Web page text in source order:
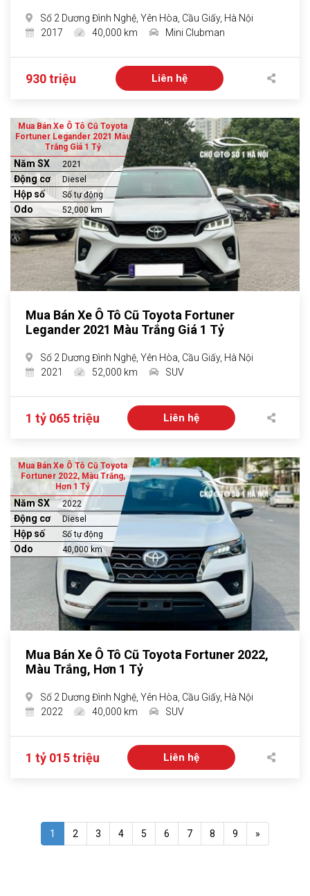
Số 2 Dương Đình Nghệ, Yên Hòa, Cầu Giấy, Hà Nội
2017
40,000 km Mini Clubman
930 triệu Liên hệ
Mua Bán Xe Ô Tô Cũ Toyota
Fortuner Legander 2021 Màu
Trắng Giá 1 Tỷ
Năm SX 2021
Động cơ Diesel
Hộp số Số tự động
Odo 52,000 km
Mua Bán Xe Ô Tô Cũ Toyota Fortuner
Legander 2021 Màu Trắng Giá 1 Tỷ
Số 2 Dương Đình Nghệ, Yên Hòa, Cầu Giấy, Hà Nội
2021
52,000 km SUV
1 tỷ 065 triệu Liên hệ
Mua Bán Xe Ô Tô Cũ Toyota
Fortuner 2022, Màu Trắng,
Hơn 1 Tỷ
Năm SX 2022
Động cơ Diesel
Hộp số Số tự động
Odo 40,000 km
Mua Bán Xe Ô Tô Cũ Toyota Fortuner 2022,
Màu Trắng, Hơn 1 Tỷ
Số 2 Dương Đình Nghệ, Yên Hòa, Cầu Giấy, Hà Nội
2022
40,000 km SUV
1 tỷ 015 triệu Liên hệ
1 2 3 4 5 6 7 8 9 »